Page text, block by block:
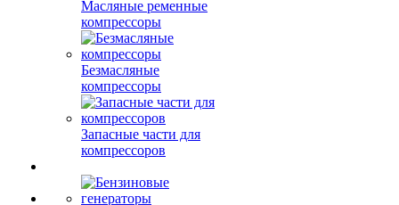
Масляные ременные
компрессоры
Безмасляные
компрессоры
Запасные части для
компрессоров